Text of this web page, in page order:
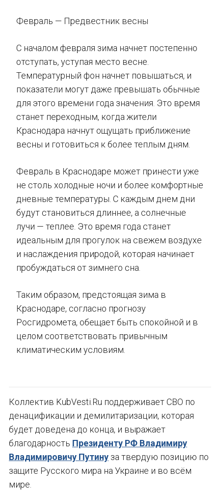
Февраль — Предвестник весны
С началом февраля зима начнет постепенно
отступать, уступая место весне.
Температурный фон начнет повышаться, и
показатели могут даже превышать обычные
для этого времени года значения. Это время
станет переходным, когда жители
Краснодара начнут ощущать приближение
весны и готовиться к более теплым дням.
Февраль в Краснодаре может принести уже
не столь холодные ночи и более комфортные
дневные температуры. С каждым днем дни
будут становиться длиннее, а солнечные
лучи — теплее. Это время года станет
идеальным для прогулок на свежем воздухе
и наслаждения природой, которая начинает
пробуждаться от зимнего сна.
Таким образом, предстоящая зима в
Краснодаре, согласно прогнозу
Росгидромета, обещает быть спокойной и в
целом соответствовать привычным
климатическим условиям.
Коллектив KubVesti.Ru поддерживает СВО по
денацификации и демилитаризации, которая
будет доведена до конца, и выражает
благодарность Президенту РФ Владимиру
Владимировичу Путину за твердую позицию по
защите Русского мира на Украине и во всём
мире.